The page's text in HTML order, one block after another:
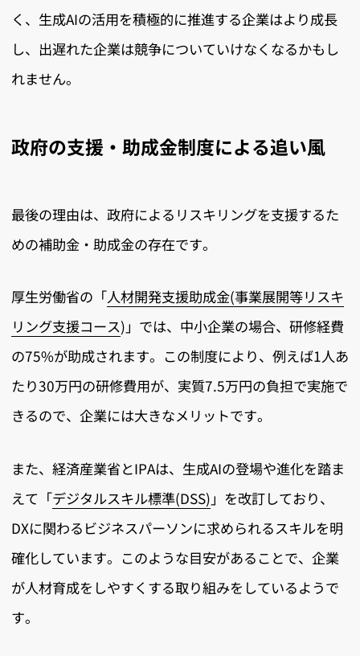
く、生成AIの活用を積極的に推進する企業はより成長
し、出遅れた企業は競争についていけなくなるかもし
れません。
政府の支援・助成金制度による追い風
最後の理由は、政府によるリスキリングを支援するた
めの補助金・助成金の存在です。
厚生労働省の「人材開発支援助成金(事業展開等リスキ
リング支援コース)」では、中小企業の場合、研修経費
の75%が助成されます。この制度により、例えば1人あ
たり30万円の研修費用が、実質7.5万円の負担で実施で
きるので、企業には大きなメリットです。
また、経済産業省とIPAは、生成AIの登場や進化を踏ま
えて「デジタルスキル標準(DSS) 」を改訂しており、
DXに関わるビジネスパーソンに求められるスキルを明
確化しています。このような目安があることで、企業
が人材育成をしやすくする取り組みをしているようで
す。